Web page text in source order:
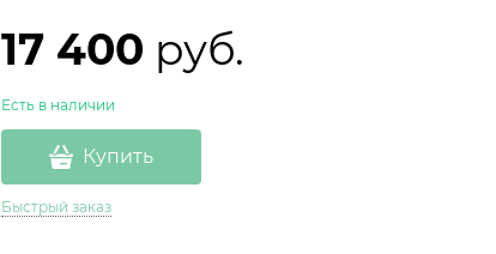
17 400 руб.
Есть в наличии
Купить
Быстрый заказ